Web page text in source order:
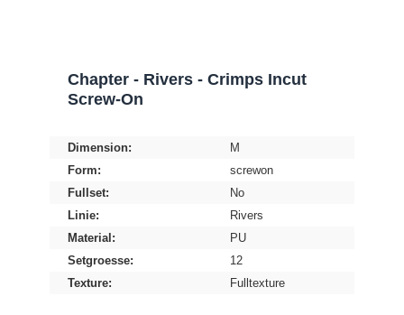
Chapter - Rivers - Crimps Incut
Screw-On
Dimension:
M
Form:
screwon
Fullset:
No
Linie:
Rivers
Material:
PU
Setgroesse:
12
Texture:
Fulltexture